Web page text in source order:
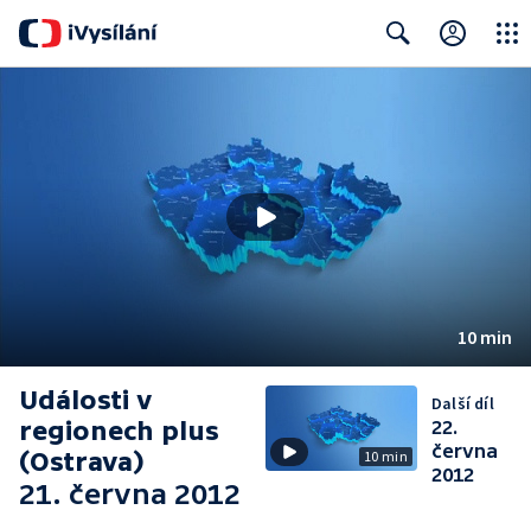
10 min
Události v
regionech plus
(Ostrava)
21. června 2012
10 min
Další díl
22.
června
2012